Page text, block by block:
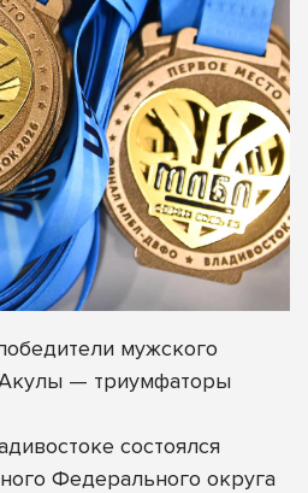
мужского
— триумфаторы
состоялся
Федерального округа